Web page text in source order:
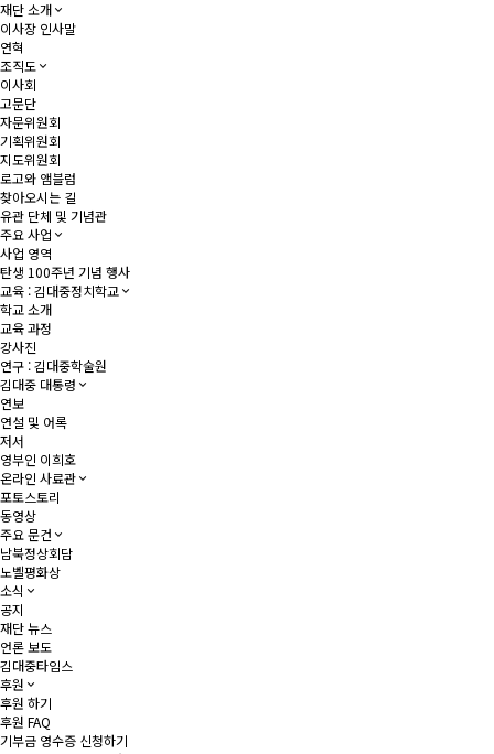
재단 소개
이사장 인사말
연혁
조직도
이사회
고문단
자문위원회
기획위원회
지도위원회
로고와 앰블럼
찾아오시는 길
유관 단체 및 기념관
주요 사업
사업 영역
탄생 100주년 기념 행사
교육 : 김대중정치학교
학교 소개
교육 과정
강사진
연구 : 김대중학술원
김대중 대통령
연보
연설 및 어록
저서
영부인 이희호
온라인 사료관
포토스토리
동영상
주요 문건
남북정상회담
노벨평화상
소식
공지
재단 뉴스
언론 보도
김대중타임스
후원
후원 하기
후원 FAQ
기부금 영수증 신청하기